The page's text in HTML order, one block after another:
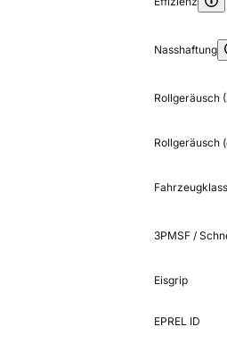
Nasshaftung
Rollgeräusch
Rollgeräusch
3PMSF /
Eisgrip
EPREL ID